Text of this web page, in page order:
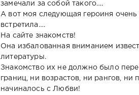
замечали за собой такого….
А вот моя следующая героиня
встретила….
На сайте знакомств!
Она избалованная вниманием
литературы.
Знакомство их не должно было
границ, ни возрастов, ни рангов,
начиналось с Любви!